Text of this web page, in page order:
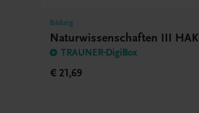
Bildung
Naturwissenschaften III HAK
TRAUNER-DigiBox
€ 21,69